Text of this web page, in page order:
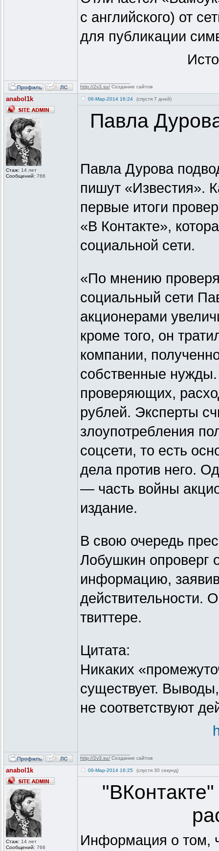
с английского) от
для публикации
http://2v3.su/ Создание сайтов
anabol1k
Стаж: 14 лет
Сообщений: 766
06-Мар-2014 16:24 (спустя 7 дней)
Павла
Павла Дурова
пишут «Известия».
первые итоги
«В Контакте»,
социальной сети.
«По мнению
социальный сети
акционерами
кроме того, он
компании,
собственные
проверяющих,
рублей. Эксперты
злоупотребления
соцсети, то есть
дела против него.
— часть войны
издание.
В свою очередь
Лобушкин опроверг
информацию,
действительности.
твиттере.
Цитата:
Никаких
существует.
не соответствуют
http://2v3.su/ Создание сайтов
anabol1k
Стаж: 14 лет
Сообщений: 766
06-Мар-2014 16:25 (спустя 30 секунд)
Информация о том,